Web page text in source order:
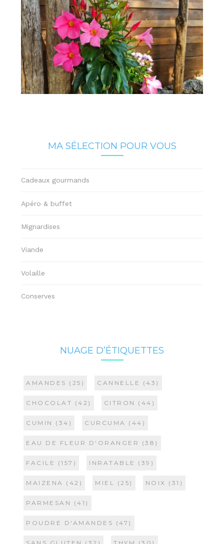
MA SÉLECTION POUR VOUS
Cadeaux gourmands
Apéro & buffet
Mignardises
Viande
Volaille
Conserves
NUAGE D’ÉTIQUETTES
AMANDES (25) CANNELLE (43)
CHOCOLAT (42) CITRON (44)
CUMIN (34) CURCUMA (44)
EAU DE FLEUR D'ORANGER (38)
FACILE (157) INRATABLE (39)
MAIZENA (42) MIEL (25) NOIX (31)
PARMESAN (41)
POUDRE D'AMANDES (47)